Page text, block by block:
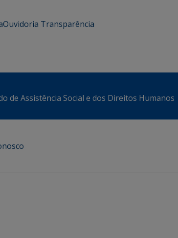
Ouvidoria Transparência
de Assistência Social e dos Direitos Humanos